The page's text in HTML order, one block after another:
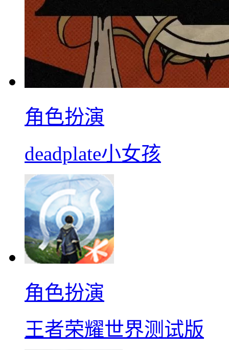
角色扮演
deadplate小女孩
角色扮演
王者荣耀世界测试版